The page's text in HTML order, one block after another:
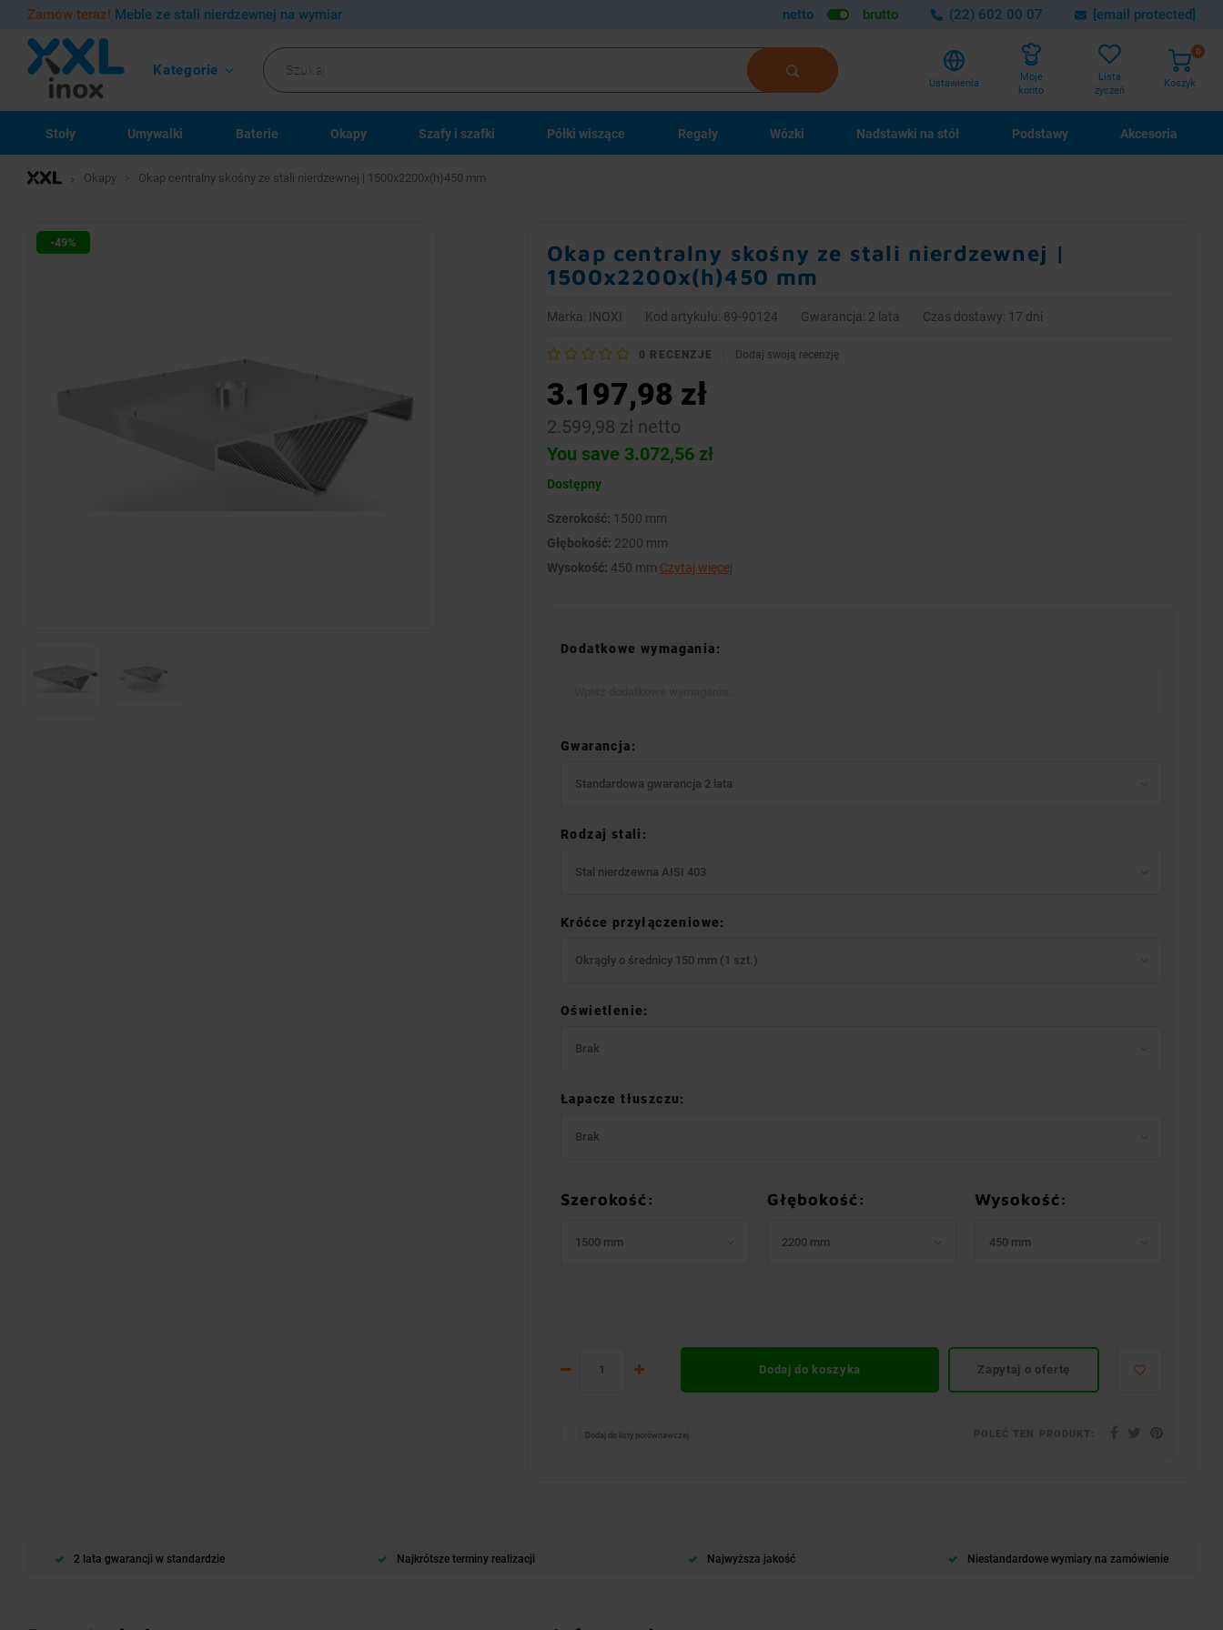
Zamów teraz! Meble ze stali nierdzewnej na wymiar netto brutto (22) 602 00 07 [email protected]
Kategorie
Ustawienia
Moje
konto
Lista
życzeń
Koszyk
0
Stoły Umywalki Baterie Okapy Szafy i szafki Półki wiszące Regały Wózki Nadstawki na stół Podstawy Akcesoria
Okapy Okap centralny skośny ze stali nierdzewnej | 1500x2200x(h)450 mm
-49%
Okap centralny skośny ze stali nierdzewnej |
1500x2200x(h)450 mm
Marka: INOXI Kod artykułu: 89-90124 Gwarancja: 2 lata Czas dostawy: 17 dni
0 RECENZJE Dodaj swoją recenzję
3.197,98 zł
2.599,98 zł netto
You save 3.072,56 zł
Dostępny
Szerokość: 1500 mm
Głębokość: 2200 mm
Wysokość: 450 mm Czytaj więcej
Dodatkowe wymagania:
Gwarancja:
Standardowa gwarancja 2 lata
Rodzaj stali:
Stal nierdzewna AISI 403
Króćce przyłączeniowe:
Okrągły o średnicy 150 mm (1 szt.)
Oświetlenie:
Brak
Łapacze tłuszczu:
Brak
Szerokość:
1500 mm
Głębokość:
2200 mm
Wysokość:
450 mm
Dodaj do koszyka Zapytaj o ofertę
Dodaj do listy porównawczej
2 lata gwarancji w standardzie Najkrótsze terminy realizacji Najwyższa jakość Niestandardowe wymiary na zamówienie